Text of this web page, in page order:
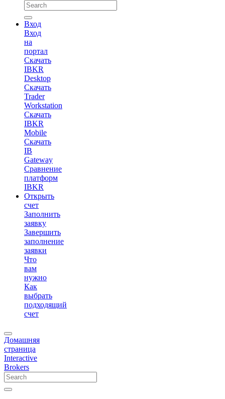
Вход
Вход
на
портал
Скачать
IBKR
Desktop
Скачать
Trader
Workstation
Скачать
IBKR
Mobile
Скачать
IB
Gateway
Сравнение
платформ
IBKR
Открыть
счет
Заполнить
заявку
Завершить
заполнение
заявки
Что
вам
нужно
Как
выбрать
подходящий
счет
Домашняя
страница
Interactive
Brokers